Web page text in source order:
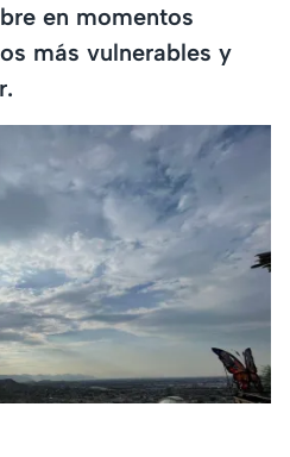
en momentos
más vulnerables y